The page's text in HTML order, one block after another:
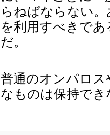
らねばならない
を利用すべきで
だ。
普通のオンパロ
なものは保持で